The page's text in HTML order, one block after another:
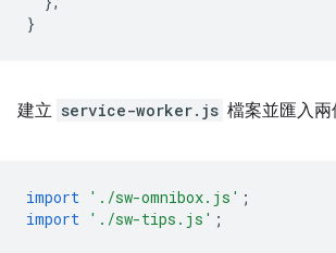
}
建立 service-worker.js 檔案並匯入兩
import './sw-omnibox.js' ;
import
'./sw-tips.js' ;